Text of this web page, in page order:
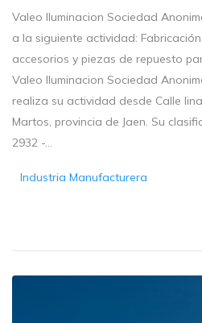
Valeo Iluminacion Sociedad
a la siguiente actividad:
accesorios y piezas de repuesto
Valeo Iluminacion Sociedad
realiza su actividad desde Calle
Martos, provincia de Jaen. Su
2932 -...
Industria Manufacturera